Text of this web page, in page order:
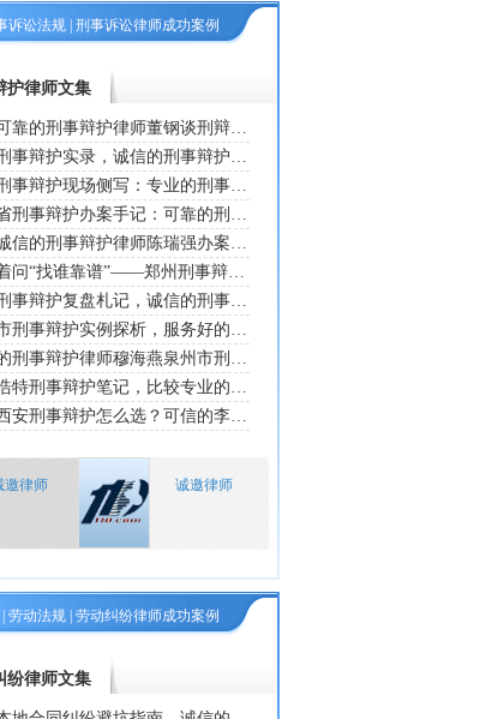
诉讼法规 刑事诉讼律师成功案例
护律师文集
四川可靠的刑事辩护律师董钢谈刑辩实务：贾某某掩隐案里的坦白情节怎么用？2026年这份“法条+案例”笔记，说清从宽裁量的底层逻辑
岳阳刑事辩护实录，诚信的刑事辩护律师唐淼东详解开设赌场案二次退补不起诉：主观犯意断裂，为何成了何某某脱罪的关键支点？
天津刑事辩护现场侧写：专业的刑事辩护律师薛阳律师亲办郝某某“出借银行卡刷脸”案，从侦查立案到拘役三月，中间经历了几轮关键博弈？
贵州省刑事辩护办案手记：可靠的刑事辩护律师钟远人复盘西南民企负责人某刘姓追索千万工程尾款被刑拘案，不起诉结论背后是六年合同流水与羁押必要性审查的双轨技术
昆明诚信的刑事辩护律师陈瑞强办案手记：从黄某恋爱纠纷被控诈骗说起，拆解刑诉法175条不起诉的真实落地路径
别急着问“找谁靠谱”——郑州刑事辩护选型实录：专业的赵瑞力律师谈郝某涉风光发电公司吸存案，讲透刑民交叉里的专业技术逻辑
武汉刑事辩护复盘札记，诚信的刑事辩护律师王树伟律师重梳林某跨境开设赌场掩隐案：电话到案算不算自首、跑分账户流水该不该全算赌资
泉州市刑事辩护实例探析，服务好的穆海燕以郑某某网赌平台案作答：平台流水大就一定是开设赌场“情节严重”？辅助岗还有哪些退路
专业的刑事辩护律师穆海燕泉州市刑事辩护案例实录｜虚拟币验币案里没动手的陈某某：一场“换U”抢劫如何把辅助者也送进法庭？
呼和浩特刑事辩护笔记，比较专业的捌拾玖律师借某某危险驾驶案谈证据链缺口，讲透侦查取保到不起诉的法定转换路径
陕西西安刑事辩护怎么选？可信的李明律师经办王某某涉贪污失职案实录：公共财物认定、孤证排除与刑法谦抑性实操笔记
邀律师 诚邀律师
劳动法规 劳动纠纷律师成功案例
纷律师文集